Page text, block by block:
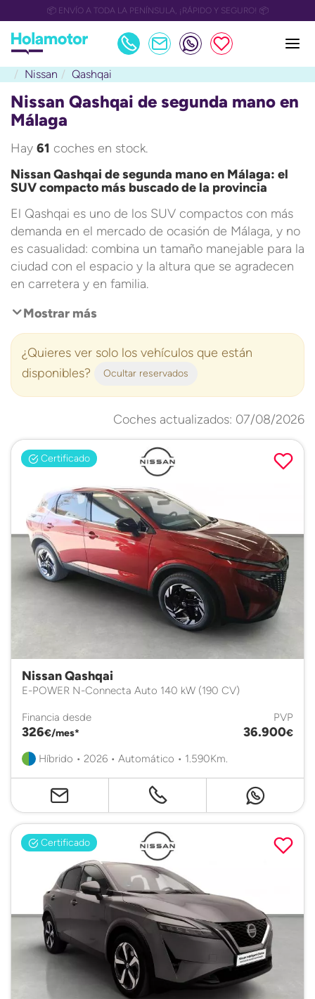
📅 OULET Grupo Safamotor hasta 15.000€ descuento📅
Nissan Qashqai
Nissan Qashqai de segunda mano en
Málaga
Hay 61 coches en stock.
Nissan Qashqai de segunda mano en Málaga: el
SUV compacto más buscado de la provincia
El Qashqai es uno de los SUV compactos con más
demanda en el mercado de ocasión de Málaga, y no
es casualidad: combina un tamaño manejable para la
ciudad con el espacio y la altura que se agradecen
en carretera y en familia.
Mostrar más
¿Quieres ver solo los vehículos que están
disponibles?
Ocultar reservados
Coches actualizados: 07/08/2026
Certificado
Nissan Qashqai
E-POWER N-Connecta Auto 140 kW (190 CV)
Financia desde
326€/mes*
PVP
36.900€
Híbrido • 2026 • Automático • 1.590Km.
Certificado